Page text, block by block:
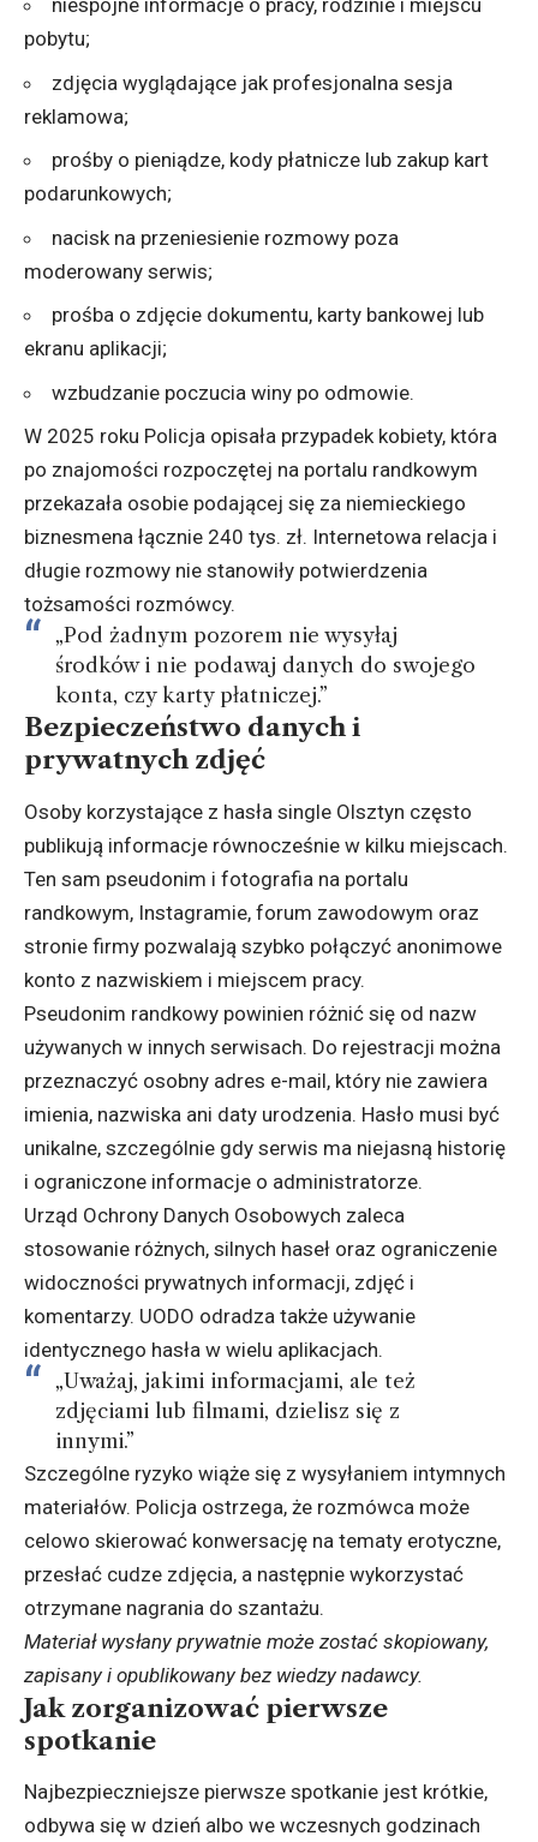
niespójne informacje o pracy, rodzinie i miejscu
pobytu;
zdjęcia wyglądające jak profesjonalna sesja
reklamowa;
prośby o pieniądze, kody płatnicze lub zakup kart
podarunkowych;
nacisk na przeniesienie rozmowy poza
moderowany serwis;
prośba o zdjęcie dokumentu, karty bankowej lub
ekranu aplikacji;
wzbudzanie poczucia winy po odmowie.
W 2025 roku Policja opisała przypadek kobiety, która
po znajomości rozpoczętej na portalu randkowym
przekazała osobie podającej się za niemieckiego
biznesmena łącznie 240 tys. zł. Internetowa relacja i
długie rozmowy nie stanowiły potwierdzenia
tożsamości rozmówcy.
„Pod żadnym pozorem nie wysyłaj
środków i nie podawaj danych do swojego
konta, czy karty płatniczej.”
Bezpieczeństwo danych i
prywatnych zdjęć
Osoby korzystające z hasła single Olsztyn często
publikują informacje równocześnie w kilku miejscach.
Ten sam pseudonim i fotografia na portalu
randkowym, Instagramie, forum zawodowym oraz
stronie firmy pozwalają szybko połączyć anonimowe
konto z nazwiskiem i miejscem pracy.
Pseudonim randkowy powinien różnić się od nazw
używanych w innych serwisach. Do rejestracji można
przeznaczyć osobny adres e-mail, który nie zawiera
imienia, nazwiska ani daty urodzenia. Hasło musi być
unikalne, szczególnie gdy serwis ma niejasną historię
i ograniczone informacje o administratorze.
Urząd Ochrony Danych Osobowych zaleca
stosowanie różnych, silnych haseł oraz ograniczenie
widoczności prywatnych informacji, zdjęć i
komentarzy. UODO odradza także używanie
identycznego hasła w wielu aplikacjach.
„Uważaj, jakimi informacjami, ale też
zdjęciami lub filmami, dzielisz się z
innymi.”
Szczególne ryzyko wiąże się z wysyłaniem intymnych
materiałów. Policja ostrzega, że rozmówca może
celowo skierować konwersację na tematy erotyczne,
przesłać cudze zdjęcia, a następnie wykorzystać
otrzymane nagrania do szantażu.
Materiał wysłany prywatnie może zostać skopiowany,
zapisany i opublikowany bez wiedzy nadawcy.
Jak zorganizować pierwsze
spotkanie
Najbezpieczniejsze pierwsze spotkanie jest krótkie,
odbywa się w dzień albo we wczesnych godzinach